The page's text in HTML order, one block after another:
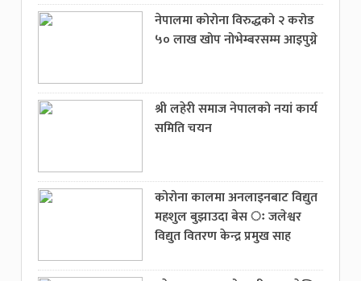
नेपालमा कोरोना विरुद्धको २ करोड
५० लाख खोप नोभेम्बरसम्म आइपुग्ने
श्री लहेरी समाज नेपालको नयां कार्य
समिति चयन
कोरोना कालमा अनलाइनबाट विद्युत
महशुल बुझाउदा बेस ः जलेश्वर
विद्युत वितरण केन्द्र प्रमुख साह